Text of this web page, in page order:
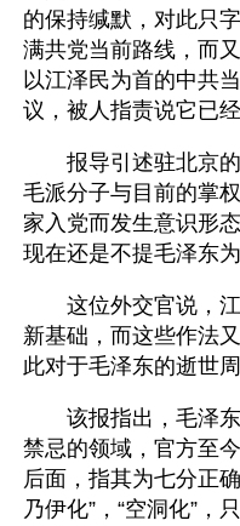
的保持缄默，对此只
满共党当前路线，而
以江泽民为首的中共
议，被人指责说它已
报导引述驻北京的
毛派分子与目前的掌
家入党而发生意识形
现在还是不提毛泽东为
这位外交官说，江
新基础，而这些作法
此对于毛泽东的逝世
该报指出，毛泽东
禁忌的领域，官方至
后面，指其为七分正
乃伊化”，“空洞化”，